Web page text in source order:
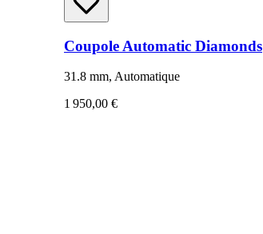
Coupole Automatic Diamonds
31.8 mm, Automatique
1 950,00 €